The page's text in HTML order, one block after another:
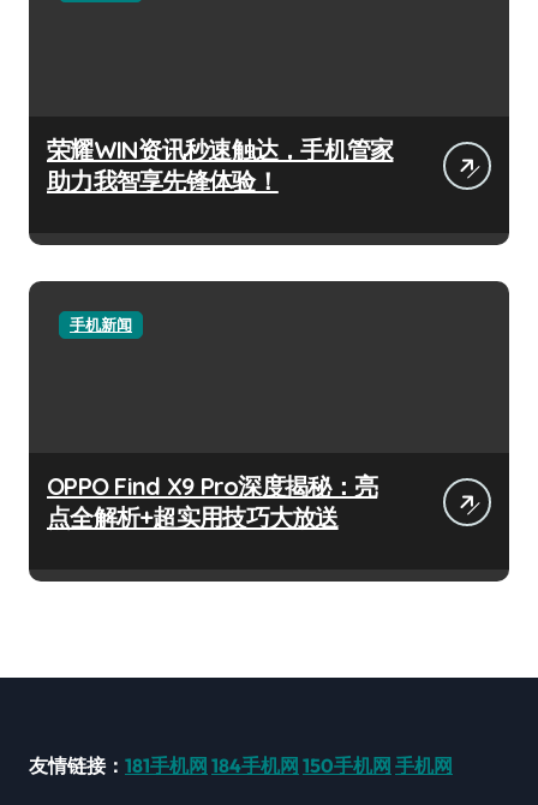
荣耀WIN资讯秒速触达，手机管家
助力我智享先锋体验！
手机新闻
OPPO Find X9 Pro深度揭秘：亮
点全解析+超实用技巧大放送
友情链接： 181手机网 184手机网 150手机网 手机网